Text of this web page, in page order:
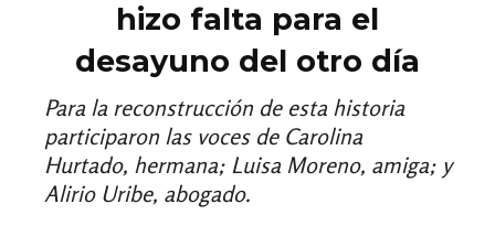
hizo falta para el
desayuno del otro día
Para la reconstrucción de esta historia
participaron las voces de Carolina
Hurtado, hermana; Luisa Moreno, amiga; y
Alirio Uribe, abogado.